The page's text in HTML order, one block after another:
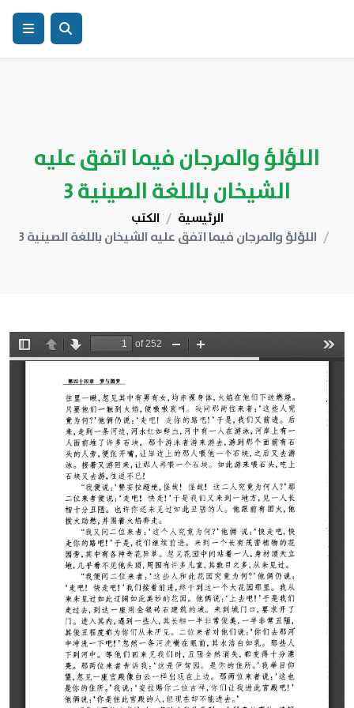
اللؤلؤ والمرجان فيما اتفق عليه
الشيخان باللغة الصينية 3
الرئيسية
الكتب
اللؤلؤ والمرجان فيما اتفق عليه الشيخان باللغة الصينية 3